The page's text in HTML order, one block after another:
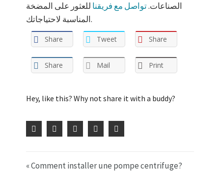
الصناعات.تواصل مع فريقنا للعثور على المضخة
المناسبة لاحتياجاتك.
Share Tweet Share
Share Mail Print
Hey, like this? Why not share it with a buddy?
« Comment installer une pompe centrifuge?